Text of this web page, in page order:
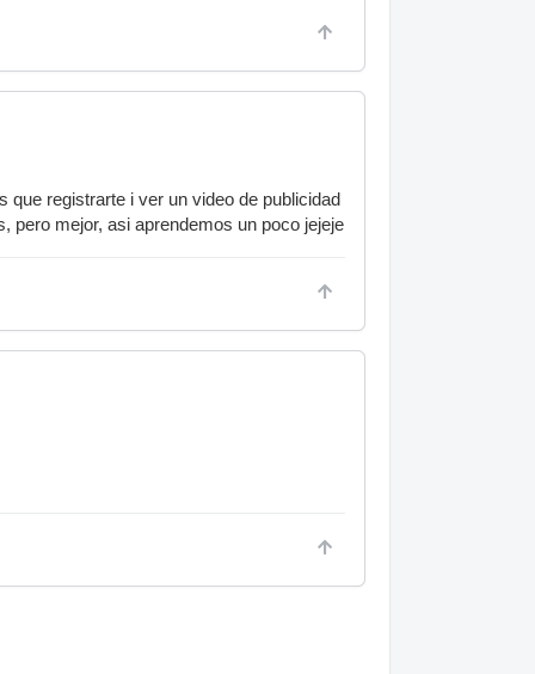
registrarte i ver un video de publicidad
pero mejor, asi aprendemos un poco jejeje